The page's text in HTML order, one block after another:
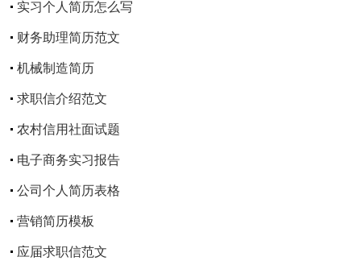
实习个人简历怎么写
财务助理简历范文
机械制造简历
求职信介绍范文
农村信用社面试题
电子商务实习报告
公司个人简历表格
营销简历模板
应届求职信范文